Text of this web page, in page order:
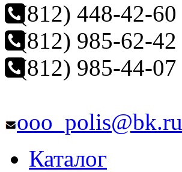
(812) 448-42-60
(812) 985-62-42
(812) 985-44-07
ooo_polis@bk.ru
Каталог